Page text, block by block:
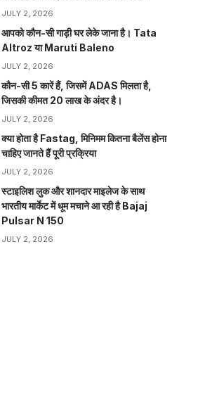
JULY 2, 2026
आपको कौन-सी गाड़ी घर लेके जाना है। Tata
Altroz या Maruti Baleno
JULY 2, 2026
कौन-सी 5 कारें हैं, जिसमें ADAS मिलता है,
जिसकी कीमत 20 लाख के अंदर है।
JULY 2, 2026
क्या होता है Fastag, मिनिमम कितना बैलेंस होना
चाहिए जानते हैं पूरी प्रक्रिया
JULY 2, 2026
स्टाइलिश लुक और शानदार माइलेज के साथ
भारतीय मार्केट में धूम मचाने आ रही है Bajaj
Pulsar N 150
JULY 2, 2026